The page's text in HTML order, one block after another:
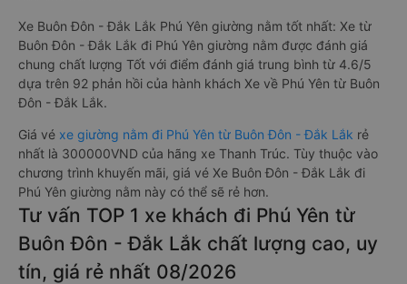
Xe Buôn Đôn - Đắk Lắk Phú Yên giường nằm tốt nhất: Xe từ
Buôn Đôn - Đắk Lắk đi Phú Yên giường nằm được đánh giá
chung chất lượng Tốt với điểm đánh giá trung bình từ 4.6/5
dựa trên 92 phản hồi của hành khách Xe về Phú Yên từ Buôn
Đôn - Đắk Lắk.
Giá vé xe giường nằm đi Phú Yên từ Buôn Đôn - Đắk Lắk rẻ
nhất là 300000VND của hãng xe Thanh Trúc. Tùy thuộc vào
chương trình khuyến mãi, giá vé Xe Buôn Đôn - Đắk Lắk đi
Phú Yên giường nằm này có thể sẽ rẻ hơn.
Tư vấn TOP 1 xe khách đi Phú Yên từ
Buôn Đôn - Đắk Lắk chất lượng cao, uy
tín, giá rẻ nhất 08/2026